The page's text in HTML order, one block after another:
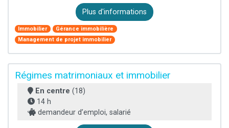
Plus d'informations
Immobilier
Gérance immobilière
Management de projet immobilier
Régimes matrimoniaux et immobilier
En centre (18)
14 h
demandeur d’emploi, salarié